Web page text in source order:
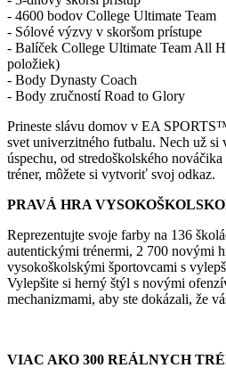
- 4600 bodov College Ultimate Team
- Sólové výzvy v skoršom prístupe
- Balíček College Ultimate Team All
položiek)
- Body Dynasty Coach
- Body zručností Road to Glory
Prineste slávu domov v EA
svet univerzitného futbalu. Nech už
úspechu, od stredoškolského
tréner, môžete si vytvoriť svoj odkaz.
PRAVÁ HRA
Reprezentujte svoje farby na 136
autentickými trénermi, 2 700 novými
vysokoškolskými športovcami s
Vylepšite si herný štýl s novými
mechanizmami, aby ste dokázali, že
VIAC AKO 300 REÁLNYCH